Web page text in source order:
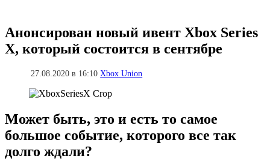
Анонсирован новый ивент Xbox Series
X, который состоится в сентябре
27.08.2020 в 16:10Xbox Union
Может быть, это и есть то самое
большое событие, которого все так
долго ждали?